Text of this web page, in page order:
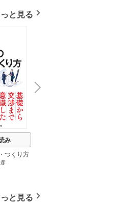
っと見る
み
つくり方
1巻
N
e
x
t
っと見る